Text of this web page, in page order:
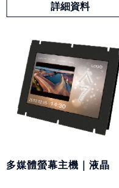
詳細資料
多媒體螢幕主機｜液晶